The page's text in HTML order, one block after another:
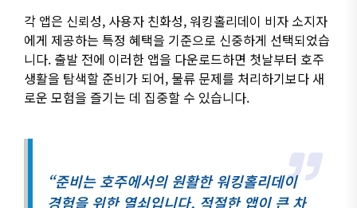
각 앱은 신뢰성, 사용자 친화성, 워킹홀리데이 비자 소지자
에게 제공하는 특정 혜택을 기준으로 신중하게 선택되었습
니다. 출발 전에 이러한 앱을 다운로드하면 첫날부터 호주
생활을 탐색할 준비가 되어, 물류 문제를 처리하기보다 새
로운 모험을 즐기는 데 집중할 수 있습니다.
“준비는 호주에서의 원활한 워킹홀리데이
경험을 위한 열쇠입니다. 적절한 앱이 큰 차